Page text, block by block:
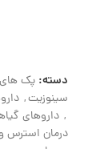
دسته: پک
سینوزیت,
, داروهای
درمان